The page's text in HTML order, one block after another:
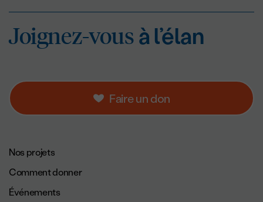
Faire un don
Joignez-vousà
Joignez-vousà l’élan
Navigation de pied de page.
Nos projets
Comment donner
Événements